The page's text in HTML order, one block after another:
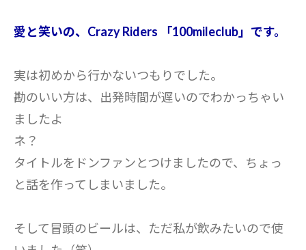
愛と笑いの、Crazy Riders 「100mileclub」です。
実は初めから行かないつもりでした。
勘のいい方は、出発時間が遅いのでわかっちゃい
ましたよ
ネ？
タイトルをドンファンとつけましたので、ちょっ
と話を作ってしまいました。
そして冒頭のビールは、ただ私が飲みたいので使